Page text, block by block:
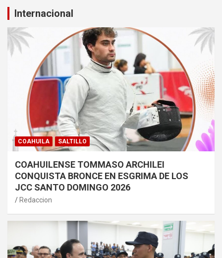
Internacional
COAHUILA SALTILLO
COAHUILENSE TOMMASO ARCHILEI
CONQUISTA BRONCE EN ESGRIMA DE LOS
JCC SANTO DOMINGO 2026
Redaccion